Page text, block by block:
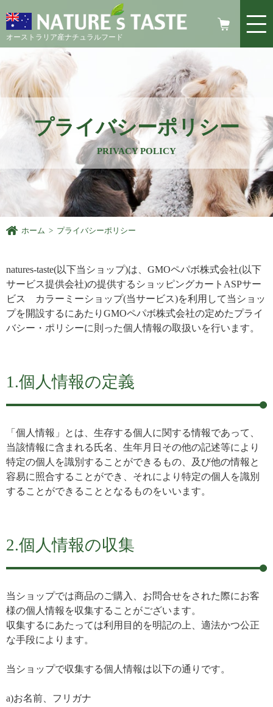
オーストラリア産ナチュラルフード
プライバシーポリシー
PRIVACY POLICY
ホーム > プライバシーポリシー
natures-taste(以下当ショップ)は、 GMOペパボ株式会社(以下
サービス提供会社)の提供するショッピングカートASPサー
ビス
カラーミーショップ(当サービス)を利用して当ショッ
プを開設するにあたりGMOペパボ株式会社の定めたプライ
バシー・ポリシーに則った個人情報の取扱いを行います。
1.個人情報の定義
「個人情報」とは、生存する個人に関する情報であって、
当該情報に含まれる氏名、生年月日その他の記述等により
特定の個人を識別することができるもの、及び他の情報と
容易に照合することができ、それにより特定の個人を識別
することができることとなるものをいいます。
2.個人情報の収集
当ショップでは商品のご購入、お問合せをされた際にお客
様の個人情報を収集することがございます。
収集するにあたっては利用目的を明記の上、適法かつ公正
な手段によります。
当ショップで収集する個人情報は以下の通りです。
a)お名前、フリガナ